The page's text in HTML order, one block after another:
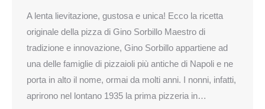
A lenta lievitazione, gustosa e unica! Ecco la ricetta
originale della pizza di Gino Sorbillo Maestro di
tradizione e innovazione, Gino Sorbillo appartiene ad
una delle famiglie di pizzaioli più antiche di Napoli e ne
porta in alto il nome, ormai da molti anni. I nonni, infatti,
aprirono nel lontano 1935 la prima pizzeria in…